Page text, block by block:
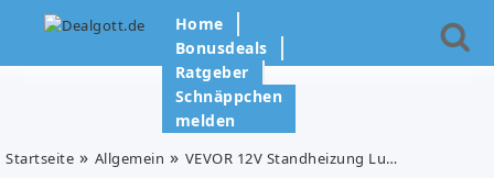
Home
Bonusdeals
Ratgeber
Schnäppchen
melden
Startseite Allgemein VEVOR 12V Standheizung Luftheizung, 5KW Standheizung Diesel für 77,99€ (VG: 111,99€)